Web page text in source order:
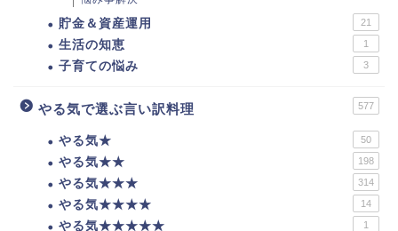
貯金＆資産運用 21
生活の知恵 1
子育ての悩み 3
やる気で選ぶ言い訳料理 577
やる気★ 50
やる気★★ 198
やる気★★★ 314
やる気★★★★ 14
やる気★★★★★ 1